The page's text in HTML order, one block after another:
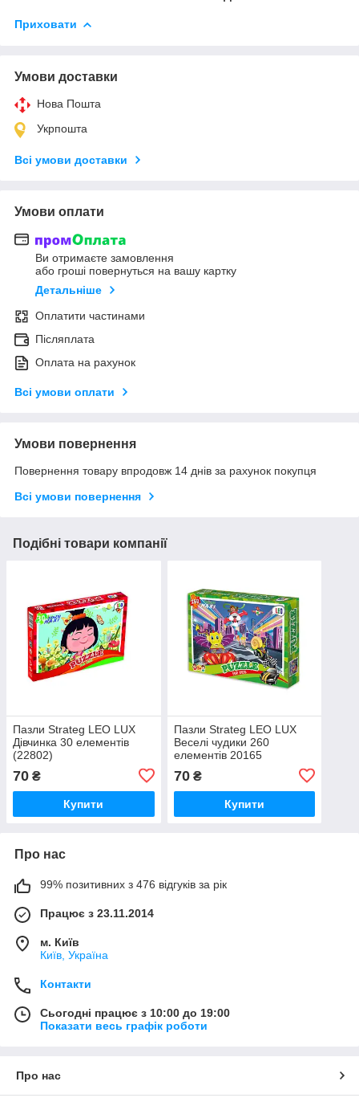
Приховати
Умови доставки
Нова Пошта
Укрпошта
Всі умови доставки
Умови оплати
Ви отримаєте замовлення
або гроші повернуться на вашу картку
Детальніше
Оплатити частинами
Післяплата
Оплата на рахунок
Всі умови оплати
Умови повернення
Повернення товару впродовж 14 днів за рахунок покупця
Всі умови повернення
Подібні товари компанії
Пазли Strateg LEO LUX
Дівчинка 30 елементів
(22802)
70 ₴
Купити
Пазли Strateg LEO LUX
Веселі чудики 260
елементів 20165
70₴
Купити
Про нас
99% позитивних з 476 відгуків за рік
Працює з 23.11.2014
м. Київ
Київ, Україна
Контакти
Сьогодні працює з 10:00 до 19:00
Показати весь графік роботи
Про нас